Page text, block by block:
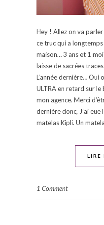
Hey ! Allez on va
ce truc qui a
maison… 3 ans et 1
laisse de sacrées
L’année dernière… Oui
ULTRA en retard sur le
mon agence. Merci
dernière donc, J’ai eue
matelas Kipli. Un
LIRE
1 Comment